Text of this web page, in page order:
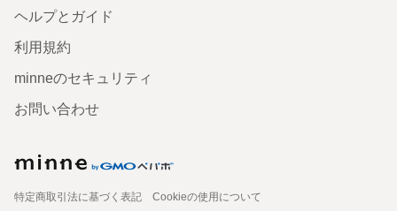
ヘルプとガイド
利用規約
minneのセキュリティ
お問い合わせ
特定商取引法に基づく表記
Cookieの使用について